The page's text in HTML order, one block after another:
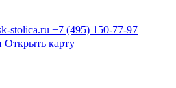
stolica.ru +7 (495) 150-77-97
Открыть карту